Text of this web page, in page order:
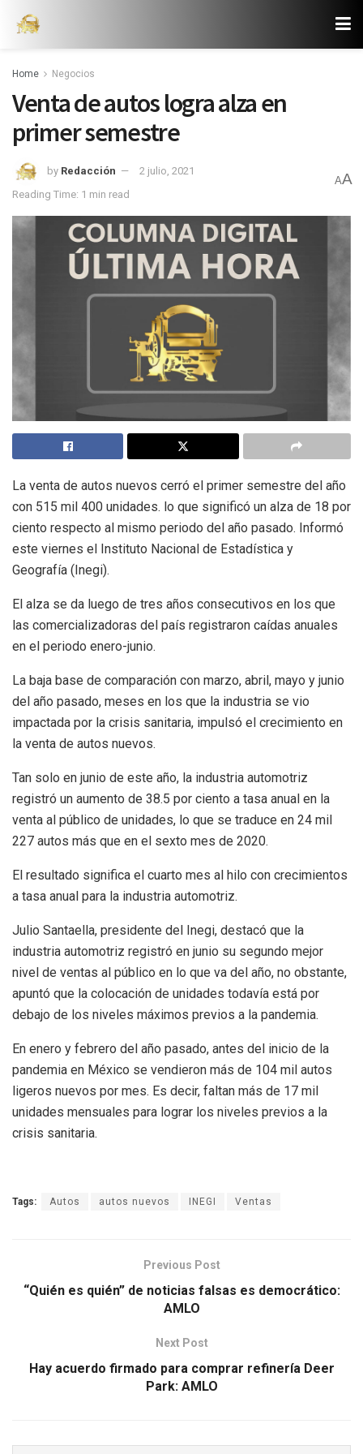
Home Negocios
Venta de autos logra alza en
primer semestre
by Redacción
2 julio, 2021
Reading Time: 1 min read
AA
La venta de autos nuevos cerró el primer semestre del año
con 515 mil 400 unidades. lo que significó un alza de 18 por
ciento respecto al mismo periodo del año pasado. Informó
este viernes el Instituto Nacional de Estadística y
Geografía (Inegi).
El alza se da luego de tres años consecutivos en los que
las comercializadoras del país registraron caídas anuales
en el periodo enero-junio.
La baja base de comparación con marzo, abril, mayo y junio
del año pasado, meses en los que la industria se vio
impactada por la crisis sanitaria, impulsó el crecimiento en
la venta de autos nuevos.
Tan solo en junio de este año, la industria automotriz
registró un aumento de 38.5 por ciento a tasa anual en la
venta al público de unidades, lo que se traduce en 24 mil
227 autos más que en el sexto mes de 2020.
El resultado significa el cuarto mes al hilo con crecimientos
a tasa anual para la industria automotriz.
Julio Santaella, presidente del Inegi, destacó que la
industria automotriz registró en junio su segundo mejor
nivel de ventas al público en lo que va del año, no obstante,
apuntó que la colocación de unidades todavía está por
debajo de los niveles máximos previos a la pandemia.
En enero y febrero del año pasado, antes del inicio de la
pandemia en México se vendieron más de 104 mil autos
ligeros nuevos por mes. Es decir, faltan más de 17 mil
unidades mensuales para lograr los niveles previos a la
crisis sanitaria.
Tags: Autos autos nuevos INEGI Ventas
Previous Post
“Quién es quién” de noticias falsas es democrático:
AMLO
Next Post
Hay acuerdo firmado para comprar refinería Deer
Park: AMLO